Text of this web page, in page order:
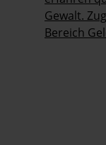
Gewalt.
Bereich